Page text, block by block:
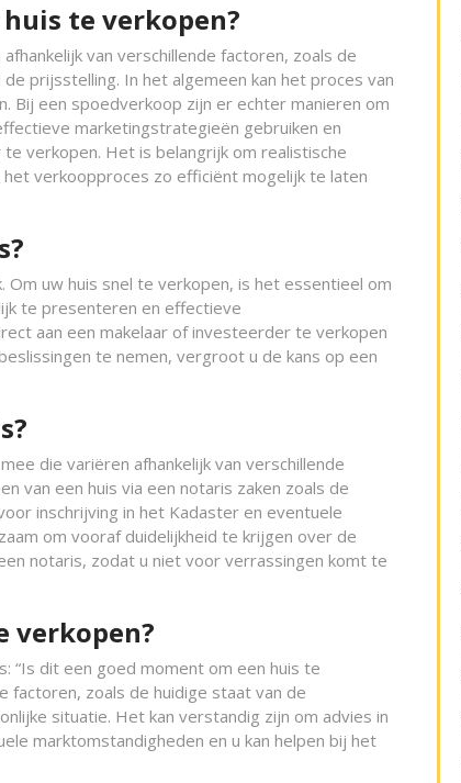
te verkopen?
van verschillende factoren, zoals de
prijsstelling. In het algemeen kan het proces van
Bij een spoedverkoop zijn er echter manieren om
marketingstrategieën gebruiken en
verkopen. Het is belangrijk om realistische
verkoopproces zo efficiënt mogelijk te laten
uw huis snel te verkopen, is het essentieel om
te presenteren en effectieve
aan een makelaar of investeerder te verkopen
te nemen, vergroot u de kans op een
die variëren afhankelijk van verschillende
van een huis via een notaris zaken zoals de
inschrijving in het Kadaster en eventuele
om vooraf duidelijkheid te krijgen over de
notaris, zodat u niet voor verrassingen komt te
verkopen?
“Is dit een goed moment om een huis te
factoren, zoals de huidige staat van de
situatie. Het kan verstandig zijn om advies in
marktomstandigheden en u kan helpen bij het